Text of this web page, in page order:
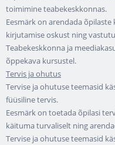
toimimine teabekeskkonnas.
Eesmärk on arendada
kirjutamise oskust ning
Teabekeskkonna ja
õppekava kursustel.
Tervis ja ohutus
Tervise ja ohutuse teemasid
füüsiline tervis.
Eesmärk on toetada õpilasi
käituma turvaliselt ning
Tervise ja ohutuse teemasid